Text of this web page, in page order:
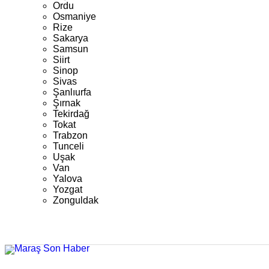
Ordu
Osmaniye
Rize
Sakarya
Samsun
Siirt
Sinop
Sivas
Şanlıurfa
Şırnak
Tekirdağ
Tokat
Trabzon
Tunceli
Uşak
Van
Yalova
Yozgat
Zonguldak